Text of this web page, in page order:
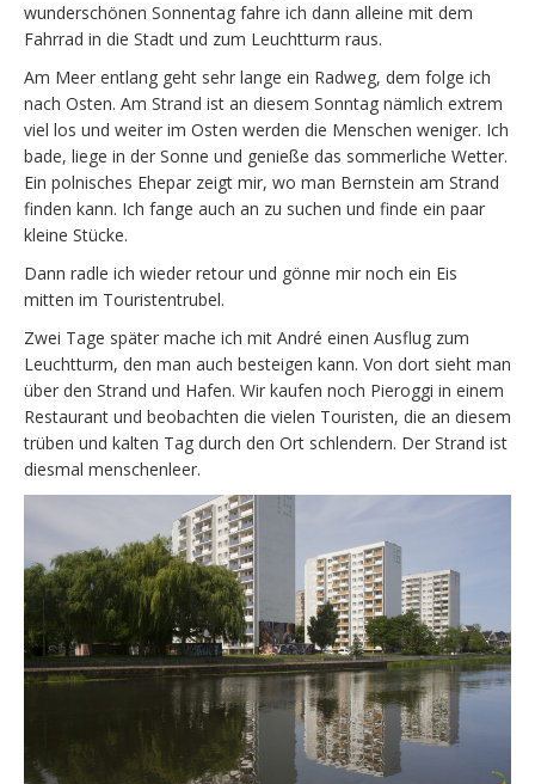
wunderschönen Sonnentag fahre ich dann alleine mit dem
Fahrrad in die Stadt und zum Leuchtturm raus.
Am Meer entlang geht sehr lange ein Radweg, dem folge ich
nach Osten. Am Strand ist an diesem Sonntag nämlich extrem
viel los und weiter im Osten werden die Menschen weniger. Ich
bade, liege in der Sonne und genieße das sommerliche Wetter.
Ein polnisches Ehepar zeigt mir, wo man Bernstein am Strand
finden kann. Ich fange auch an zu suchen und finde ein paar
kleine Stücke.
Dann radle ich wieder retour und gönne mir noch ein Eis
mitten im Touristentrubel.
Zwei Tage später mache ich mit André einen Ausflug zum
Leuchtturm, den man auch besteigen kann. Von dort sieht man
über den Strand und Hafen. Wir kaufen noch Pieroggi in einem
Restaurant und beobachten die vielen Touristen, die an diesem
trüben und kalten Tag durch den Ort schlendern. Der Strand ist
diesmal menschenleer.